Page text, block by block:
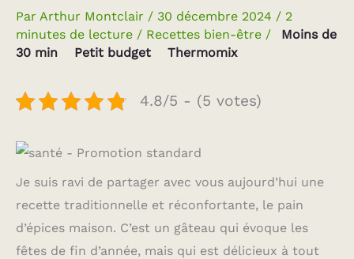
Par Arthur Montclair / 30 décembre 2024 / 2
minutes de lecture / Recettes bien-être /
Moins de
30 min
Petit budget Thermomix
4.8/5 - (5 votes)
Je suis ravi de partager avec vous aujourd’hui une
recette traditionnelle et réconfortante, le pain
d’épices maison. C’est un gâteau qui évoque les
fêtes de fin d’année, mais qui est délicieux à tout